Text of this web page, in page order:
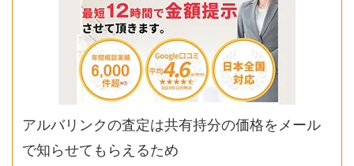
アルバリンクの査定は共有持分の価格をメール
で知らせてもらえるため